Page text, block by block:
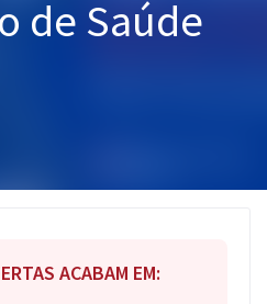
de Saúde
ACABAM EM: